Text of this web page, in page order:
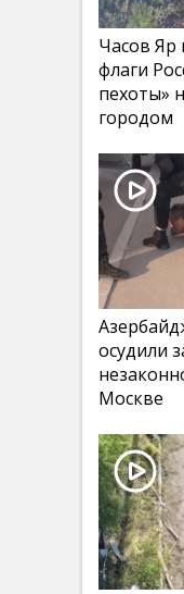
Часов Яр
флаги
пехоты»
городом
осудили
Москве